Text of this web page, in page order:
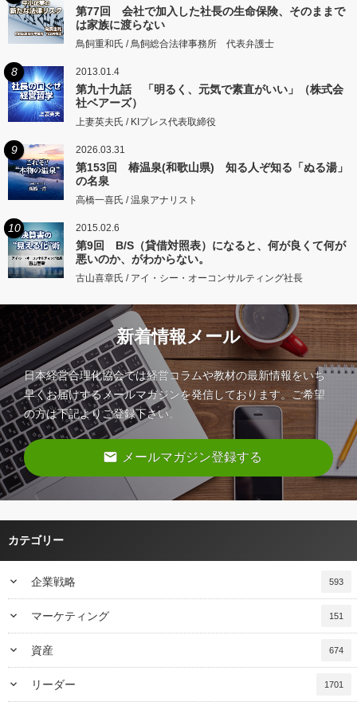
第77回 会社で加入した社長の生命保険、そのままで
は家族に渡らない
鳥飼重和氏 / 鳥飼総合法律事務所 代表弁護士
8 2013.01.4
第九十九話 「明るく、元気で素直がいい」（株式会
社ベアーズ）
上妻英夫氏 / KIプレス代表取締役
9 2026.03.31
第153回 椿温泉(和歌山県) 知る人ぞ知る「ぬる湯」
の名泉
高橋一喜氏 / 温泉アナリスト
10 2015.02.6
第9回 B/S（貸借対照表）になると、何が良くて何が
悪いのか、がわからない。
古山喜章氏 / アイ・シー・オーコンサルティング社長
新着情報メール
日本経営合理化協会では経営コラムや教材の最新情報をいち
早くお届けするメールマガジンを発信しております。ご希望
の方は下記よりご登録下さい。
email メールマガジン登録する
カテゴリー
keyboard_arrow_down 企業戦略 593
keyboard_arrow_down マーケティング 151
keyboard_arrow_down 資産 674
keyboard_arrow_down リーダー 1701